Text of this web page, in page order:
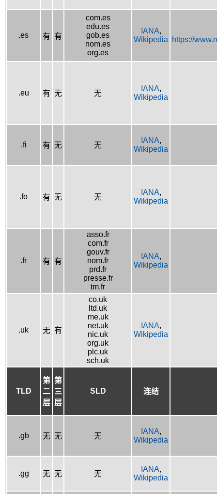
.es 有 有
com.es
edu.es
gob.es
nom.es
org.es
IANA,
Wikipedia
https://
.eu 有 无 无
IANA,
Wikipedia
.fi 有 无 无
IANA,
Wikipedia
.fo 有 无 无
IANA,
Wikipedia
.fr 有 有
asso.fr
com.fr
gouv.fr
nom.fr
prd.fr
presse.fr
tm.fr
IANA,
Wikipedia
.uk 无 有
co.uk
ltd.uk
me.uk
net.uk
nic.uk
org.uk
plc.uk
sch.uk
IANA,
Wikipedia
TLD
第
二
层
第
三
层
SLD 连结
.gb 无 无 无
IANA,
Wikipedia
.gg 无 无 无
IANA,
Wikipedia